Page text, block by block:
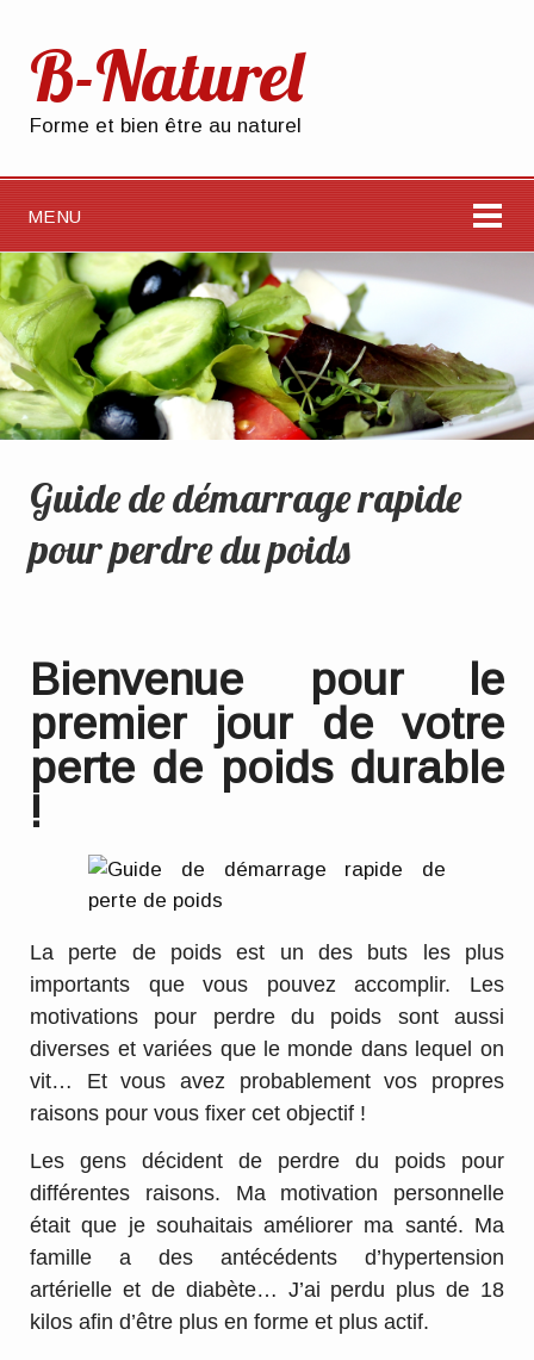
B-Naturel
Forme et bien être au naturel
MENU
Guide de démarrage rapide
pour perdre du poids
Bienvenue pour le
premier jour de votre
perte de poids durable
!
La perte de poids est un des buts les plus
importants que vous pouvez accomplir. Les
motivations pour perdre du poids sont aussi
diverses et variées que le monde dans lequel on
vit… Et vous avez probablement vos propres
raisons pour vous fixer cet objectif !
Les gens décident de perdre du poids pour
différentes raisons. Ma motivation personnelle
était que je souhaitais améliorer ma santé. Ma
famille a des antécédents d’hypertension
artérielle et de diabète… J’ai perdu plus de 18
kilos afin d’être plus en forme et plus actif.